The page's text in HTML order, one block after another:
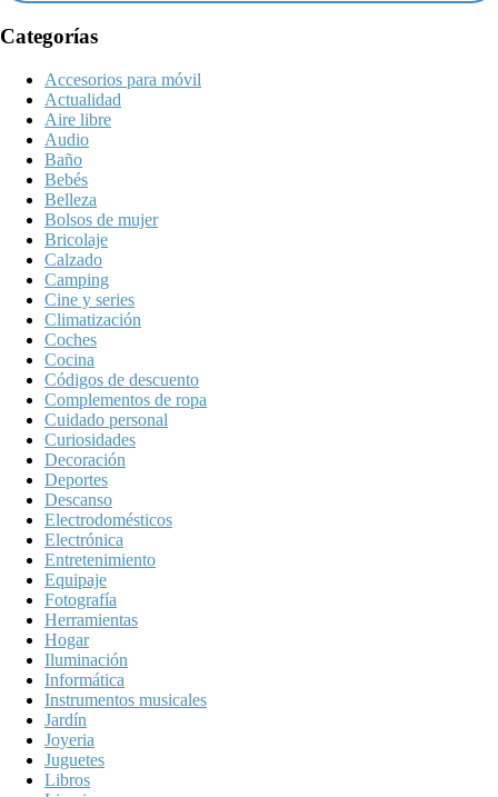
Categorías
Accesorios para móvil
Actualidad
Aire libre
Audio
Baño
Bebés
Belleza
Bolsos de mujer
Bricolaje
Calzado
Camping
Cine y series
Climatización
Coches
Cocina
Códigos de descuento
Complementos de ropa
Cuidado personal
Curiosidades
Decoración
Deportes
Descanso
Electrodomésticos
Electrónica
Entretenimiento
Equipaje
Fotografía
Herramientas
Hogar
Iluminación
Informática
Instrumentos musicales
Jardín
Joyeria
Juguetes
Libros